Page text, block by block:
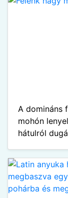
A domináns
mohón
hátulról